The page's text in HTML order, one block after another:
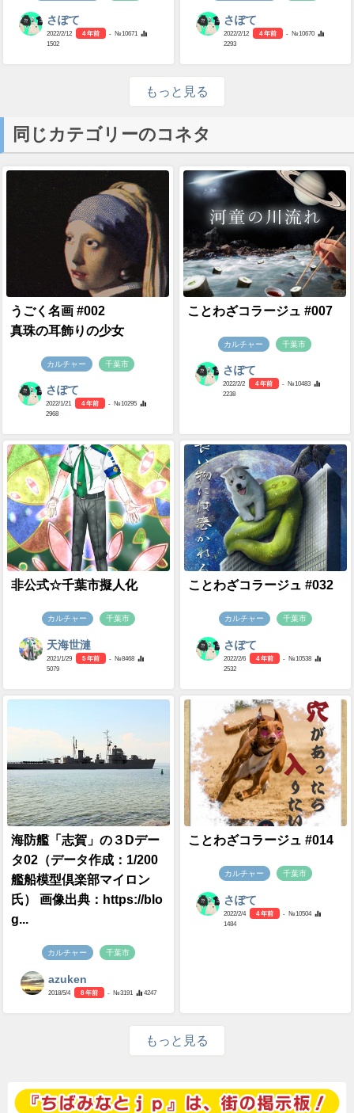
さぽて
2022/2/12 4 年前
- №10671
1502
さぽて
2022/2/12 4 年前
- №10670
2293
もっと見る
同じカテゴリーのコネタ
うごく名画 #002
真珠の耳飾りの少女
カルチャー 千葉市
さぽて
2022/1/21 4 年前
- №10295
2968
ことわざコラージュ #007
カルチャー 千葉市
さぽて
2022/2/2 4 年前
- №10483
2238
非公式☆千葉市擬人化
カルチャー 千葉市
天海世漣
2021/1/29 5 年前
- №8468
5079
ことわざコラージュ #032
カルチャー 千葉市
さぽて
2022/2/6 4 年前
- №10538
2532
海防艦「志賀」の３Dデー
タ02（データ作成：1/200
艦船模型倶楽部マイロン
氏） 画像出典：https://blo
g...
カルチャー 千葉市
azuken
2018/5/4 8 年前 - №3191 4247
ことわざコラージュ #014
カルチャー 千葉市
さぽて
2022/2/4 4 年前
- №10504
1484
もっと見る